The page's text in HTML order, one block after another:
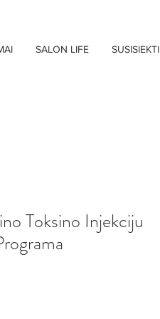
SALON LIFE SUSISIEKTI
Toksino Injekciju